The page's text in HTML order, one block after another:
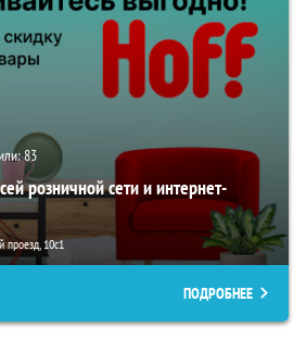
83
розничной сети и интернет-
проезд, 10с1
ПОДРОБНЕЕ